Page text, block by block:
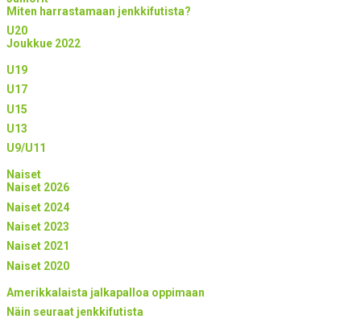
Miten harrastamaan jenkkifutista?
U20
Joukkue 2022
U19
U17
U15
U13
U9/U11
Naiset
Naiset 2026
Naiset 2024
Naiset 2023
Naiset 2021
Naiset 2020
Amerikkalaista jalkapalloa oppimaan
Näin seuraat jenkkifutista